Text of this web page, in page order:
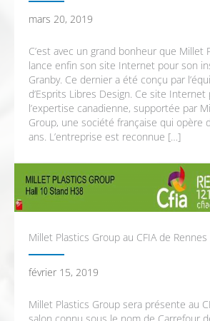
mars 20, 2019
C’est avec un grand bonheur que Millet
lance enfin son site Internet pour son
Granby. Ce dernier a été conçu par
d’Esprits Libres Design. Ce site
l’expertise canadienne, supportée par
Group, une société française qui opère
ans. L’entreprise est reconnue […]
Millet Plastics Group au CFIA de Rennes
février 15, 2019
Millet Plastics Group sera présente au
salon connu sous le nom de Carrefour